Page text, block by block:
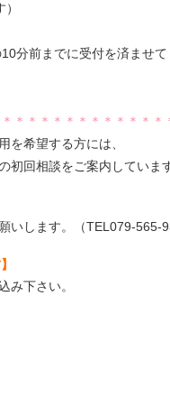
分前までに受付を済ませて
＊＊＊＊＊＊＊＊＊＊＊＊
を希望する方には、
初回相談をご案内しています
します。（TEL079-565-
み下さい。